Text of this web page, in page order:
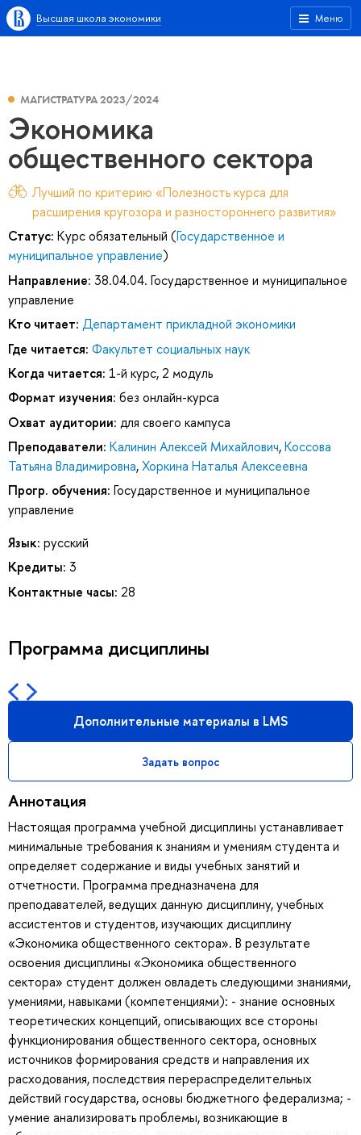
Меню
Высшая школа экономики
МАГИСТРАТУРА 2023/2024
Экономика
общественного сектора
Лучший по критерию «Полезность курса для
расширения кругозора и разностороннего развития»
Статус: Курс обязательный (Государственное и
муниципальное управление)
Направление: 38.04.04. Государственное и муниципальное
управление
Кто читает: Департамент прикладной экономики
Где читается: Факультет социальных наук
Когда читается: 1-й курс, 2 модуль
Формат изучения: без онлайн-курса
Охват аудитории: для своего кампуса
Преподаватели: Калинин Алексей Михайлович,Коссова
Татьяна Владимировна,Хоркина Наталья Алексеевна
Прогр. обучения: Государственное и муниципальное
управление
Язык: русский
Кредиты: 3
Контактные часы: 28
Программа дисциплины
Дополнительные материалы в LMS
Задать вопрос
Аннотация
Настоящая программа учебной дисциплины устанавливает
минимальные требования к знаниям и умениям студента и
определяет содержание и виды учебных занятий и
отчетности. Программа предназначена для
преподавателей, ведущих данную дисциплину, учебных
ассистентов и студентов, изучающих дисциплину
«Экономика общественного сектора». В результате
освоения дисциплины «Экономика общественного
сектора» студент должен овладеть следующими знаниями,
умениями, навыками (компетенциями): - знание основных
теоретических концепций, описывающих все стороны
функционирования общественного сектора, основных
источников формирования средств и направления их
расходования, последствия перераспределительных
действий государства, основы бюджетного федерализма; -
умение анализировать проблемы, возникающие в